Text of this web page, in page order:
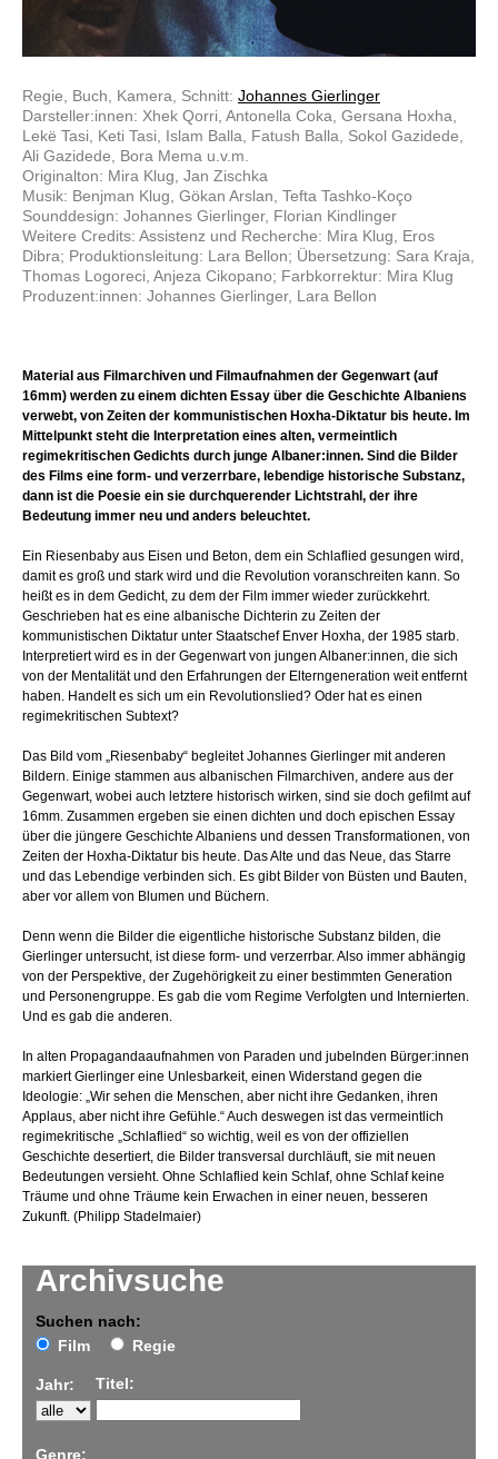
Archivsuche
Suchen nach:
Film
Regie
Jahr: Titel:
Genre:
Regie, Buch, Kamera, Schnitt: Johannes Gierlinger
Darsteller:innen: Xhek Qorri, Antonella Coka, Gersana Hoxha,
Lekë Tasi, Keti Tasi, Islam Balla, Fatush Balla, Sokol Gazidede,
Ali Gazidede, Bora Mema u.v.m.
Originalton: Mira Klug, Jan Zischka
Musik: Benjman Klug, Gökan Arslan, Tefta Tashko-Koço
Sounddesign: Johannes Gierlinger, Florian Kindlinger
Weitere Credits: Assistenz und Recherche: Mira Klug, Eros
Dibra; Produktionsleitung: Lara Bellon; Übersetzung: Sara Kraja,
Thomas Logoreci, Anjeza Cikopano; Farbkorrektur: Mira Klug
Produzent:innen: Johannes Gierlinger, Lara Bellon
Material aus Filmarchiven und Filmaufnahmen der Gegenwart (auf
16mm) werden zu einem dichten Essay über die Geschichte Albaniens
verwebt, von Zeiten der kommunistischen Hoxha-Diktatur bis heute. Im
Mittelpunkt steht die Interpretation eines alten, vermeintlich
regimekritischen Gedichts durch junge Albaner:innen. Sind die Bilder
des Films eine form- und verzerrbare, lebendige historische Substanz,
dann ist die Poesie ein sie durchquerender Lichtstrahl, der ihre
Bedeutung immer neu und anders beleuchtet.
Ein Riesenbaby aus Eisen und Beton, dem ein Schlaflied gesungen wird,
damit es groß und stark wird und die Revolution voranschreiten kann. So
heißt es in dem Gedicht, zu dem der Film immer wieder zurückkehrt.
Geschrieben hat es eine albanische Dichterin zu Zeiten der
kommunistischen Diktatur unter Staatschef Enver Hoxha, der 1985 starb.
Interpretiert wird es in der Gegenwart von jungen Albaner:innen, die sich
von der Mentalität und den Erfahrungen der Elterngeneration weit entfernt
haben. Handelt es sich um ein Revolutionslied? Oder hat es einen
regimekritischen Subtext?
Das Bild vom „Riesenbaby“ begleitet Johannes Gierlinger mit anderen
Bildern. Einige stammen aus albanischen Filmarchiven, andere aus der
Gegenwart, wobei auch letztere historisch wirken, sind sie doch gefilmt auf
16mm. Zusammen ergeben sie einen dichten und doch epischen Essay
über die jüngere Geschichte Albaniens und dessen Transformationen, von
Zeiten der Hoxha-Diktatur bis heute. Das Alte und das Neue, das Starre
und das Lebendige verbinden sich. Es gibt Bilder von Büsten und Bauten,
aber vor allem von Blumen und Büchern.
Denn wenn die Bilder die eigentliche historische Substanz bilden, die
Gierlinger untersucht, ist diese form- und verzerrbar. Also immer abhängig
von der Perspektive, der Zugehörigkeit zu einer bestimmten Generation
und Personengruppe. Es gab die vom Regime Verfolgten und Internierten.
Und es gab die anderen.
In alten Propagandaaufnahmen von Paraden und jubelnden Bürger:innen
markiert Gierlinger eine Unlesbarkeit, einen Widerstand gegen die
Ideologie: „Wir sehen die Menschen, aber nicht ihre Gedanken, ihren
Applaus, aber nicht ihre Gefühle.“ Auch deswegen ist das vermeintlich
regimekritische „Schlaflied“ so wichtig, weil es von der offiziellen
Geschichte desertiert, die Bilder transversal durchläuft, sie mit neuen
Bedeutungen versieht. Ohne Schlaflied kein Schlaf, ohne Schlaf keine
Träume und ohne Träume kein Erwachen in einer neuen, besseren
Zukunft. (Philipp Stadelmaier)